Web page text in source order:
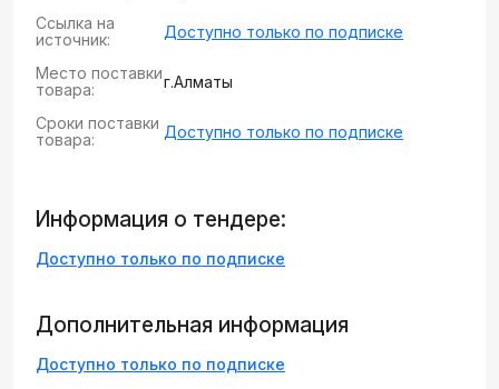
Ссылка на
источник:
Доступно только по подписке
Место поставки
товара:
г.Алматы
Сроки поставки
товара:
Доступно только по подписке
Информация о тендере:
Доступно только по подписке
Дополнительная информация
Доступно только по подписке